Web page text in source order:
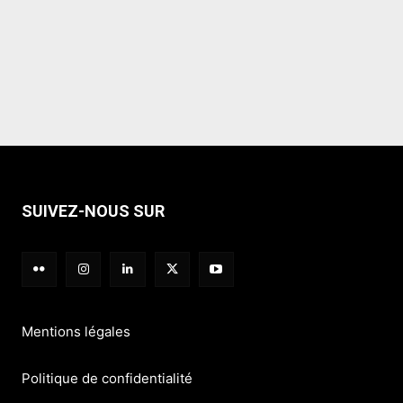
SUIVEZ-NOUS SUR
Mentions légales
Politique de confidentialité